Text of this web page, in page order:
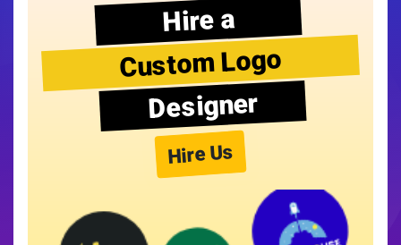
Hire a
Custom Logo
Designer
Hire Us